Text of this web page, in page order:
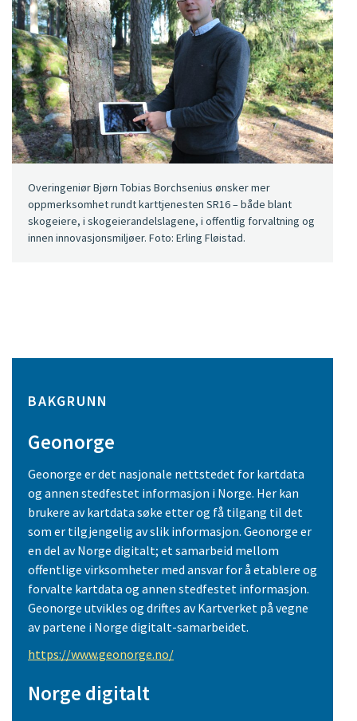
Overingeniør Bjørn Tobias Borchsenius ønsker mer
oppmerksomhet rundt karttjenesten SR16 – både blant
skogeiere, i skogeierandelslagene, i offentlig forvaltning og
innen innovasjonsmiljøer. Foto: Erling Fløistad.
BAKGRUNN
Geonorge
Geonorge er det nasjonale nettstedet for kartdata
og annen stedfestet informasjon i Norge. Her kan
brukere av kartdata søke etter og få tilgang til det
som er tilgjengelig av slik informasjon. Geonorge er
en del av Norge digitalt; et samarbeid mellom
offentlige virksomheter med ansvar for å etablere og
forvalte kartdata og annen stedfestet informasjon.
Geonorge utvikles og driftes av Kartverket på vegne
av partene i Norge digitalt-samarbeidet.
https://www.geonorge.no/
Norge digitalt